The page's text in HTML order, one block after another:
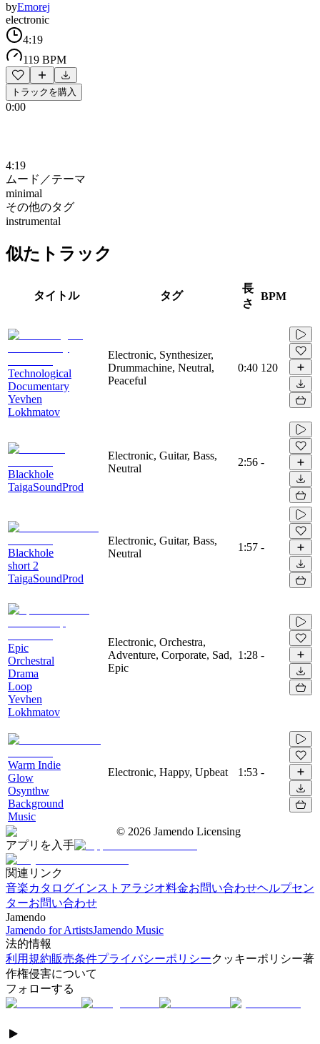
byEmorej
electronic
4:19
119 BPM
トラックを購入
0:00
4:19
ムード／テーマ
minimal
その他のタグ
instrumental
似たトラック
タイトル タグ
長
さ
BPM
Technological
Documentary
Yevhen
Lokhmatov
Electronic, Synthesizer,
Drummachine, Neutral,
Peaceful
0:40 120
Blackhole
TaigaSoundProd
Electronic, Guitar, Bass,
Neutral
2:56 -
Blackhole
short 2
TaigaSoundProd
Electronic, Guitar, Bass,
Neutral
1:57 -
Epic
Orchestral
Drama
Loop
Yevhen
Lokhmatov
Electronic, Orchestra,
Adventure, Corporate, Sad,
Epic
1:28 -
Warm Indie
Glow
Osynthw
Background
Music
Electronic, Happy, Upbeat 1:53 -
© 2026 Jamendo Licensing
アプリを入手
関連リンク
音楽カタログインストアラジオ料金お問い合わせヘルプセン
ターお問い合わせ
Jamendo
Jamendo for ArtistsJamendo Music
法的情報
利用規約販売条件プライバシーポリシークッキーポリシー著
作権侵害について
フォローする